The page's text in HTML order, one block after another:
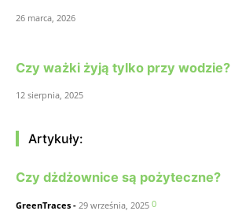
26 marca, 2026
Czy ważki żyją tylko przy wodzie?
12 sierpnia, 2025
Artykuły:
Czy dżdżownice są pożyteczne?
GreenTraces - 29 września, 2025 0